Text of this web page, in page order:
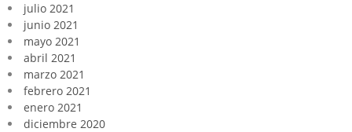
julio 2021
junio 2021
mayo 2021
abril 2021
marzo 2021
febrero 2021
enero 2021
diciembre 2020